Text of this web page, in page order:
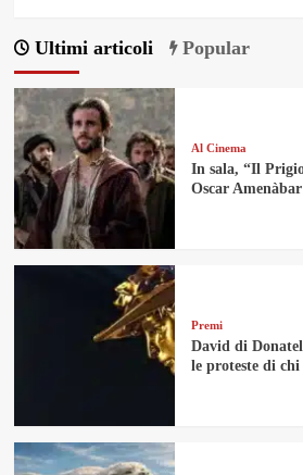
Ultimi articoli Popular
Al Cinema
In sala, “Il
Oscar Amenàbar
Premi
David di
le proteste di